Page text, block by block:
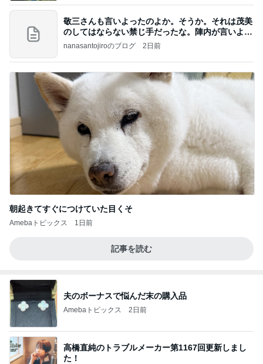
敬三さんも言いよったのよか。そうか。それは茂美
のしてはならない禁じ手だったな。陣内が言いよる
のよ
nanasantojiroのブログ 2日前
朝起きてすぐにつけていた目くそ
Amebaトピックス 1日前
記事を読む
夫のボーナスで悩んだ末の購入品
Amebaトピックス 2日前
高橋直純のトラブルメーカー第1167回更新しまし
た！